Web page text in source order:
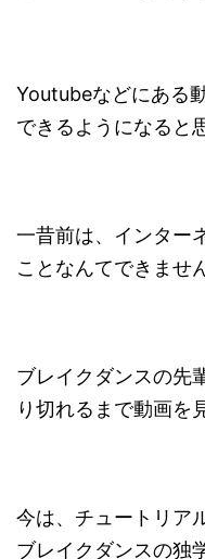
Youtubeなどにある
できるようになると
一昔前は、インター
ことなんてできませ
ブレイクダンスの先
り切れるまで動画を
今は、チュートリア
ブレイクダンスの独